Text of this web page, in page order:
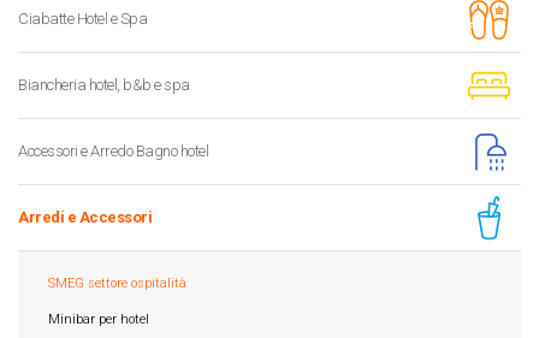
Ciabatte Hotel e Spa
Biancheria hotel, b&b e spa
Accessori e Arredo Bagno hotel
Arredi e Accessori
SMEG settore ospitalità
Minibar per hotel